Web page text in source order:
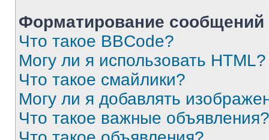
Форматирование
Что такое BBCode?
Могу ли я использовать HTML?
Что такое смайлики?
Могу ли я добавлять
Что такое важные объявления?